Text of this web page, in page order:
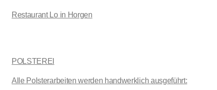
Restaurant Lo in Horgen
POLSTEREI
Alle Polsterarbeiten werden handwerklich ausgeführt: